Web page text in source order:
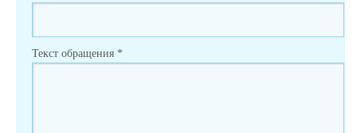
Текст обращения *